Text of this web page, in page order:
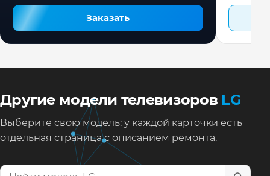
Заказать
Другие модели телевизоров LG
Выберите свою модель: у каждой карточки есть
отдельная страница с описанием ремонта.